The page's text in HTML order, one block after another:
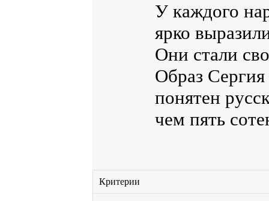
У каждого
ярко
Они стали
Образ Сергия
понятен
чем пять
Критерии